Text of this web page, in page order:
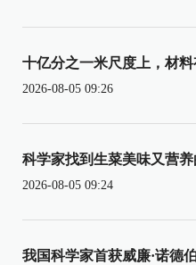
十亿分之一米尺度上，材
2026-08-05 09:26
科学家找到生菜美味又营
2026-08-05 09:24
我国科学家首获威廉·诺德